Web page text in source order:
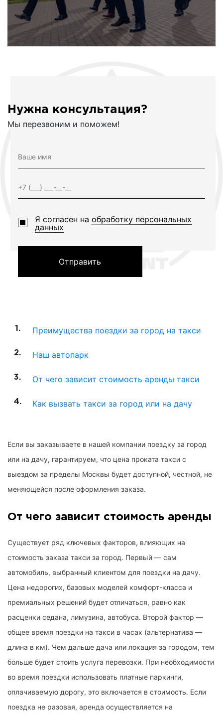
Нужна консультация?
Мы перезвоним и поможем!
Я согласен на обработку персональных
данных
Отправить
Преимущества поездки за город на такси
Наш автопарк
От чего зависит стоимость аренды такси
Как вызвать такси за город или на дачу
Если вы заказываете в нашей компании поездку за город
или на дачу, гарантируем, что цена проката такси с
выездом за пределы Москвы будет доступной, честной, не
меняющейся после оформления заказа.
От чего зависит стоимость аренды
Существует ряд ключевых факторов, влияющих на
стоимость заказа такси за город. Первый — сам
автомобиль, выбранный клиентом для поездки на дачу.
Цена недорогих, базовых моделей комфорт-класса и
премиальных решений будет отличаться, равно как
расценки седана, лимузина, автобуса. Второй фактор —
общее время поездки на такси в часах (альтернатива —
длина в км). Чем дальше дача или локация за городом, тем
больше будет стоить услуга перевозки. При необходимости
во время поездки использовать платные паркинги,
оплачиваемую дорогу, это включается в стоимость. Если
поездка не разовая, аренда осуществляется на